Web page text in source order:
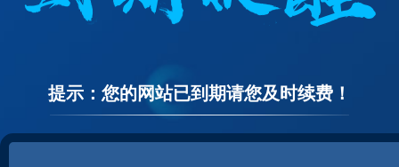
提示：您的网站已到期请您及时续费！